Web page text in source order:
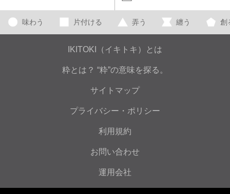
味わう 片付ける 弄う 纏う 創
IKITOKI（イキトキ）とは
粋とは？ “粋”の意味を探る。
サイトマップ
プライバシー・ポリシー
利用規約
お問い合わせ
運用会社